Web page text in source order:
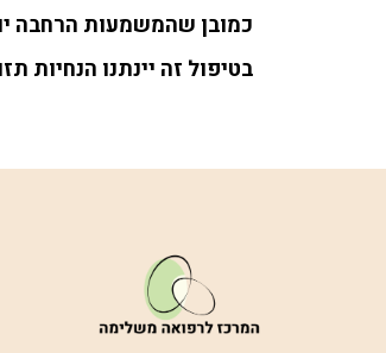
כמובן שהמשמעות הרחבה
בטיפול זה יינתנו הנחיות